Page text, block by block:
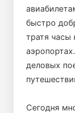
быстро
тратя часы
деловых
Сегодня